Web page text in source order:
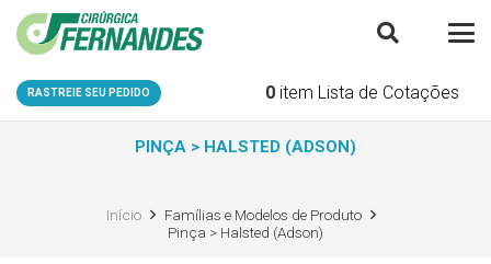
RASTREIE SEU PEDIDO 0 item Lista de Cotações
PINÇA > HALSTED (ADSON)
Início
Famílias e Modelos de Produto
Pinça > Halsted (Adson)